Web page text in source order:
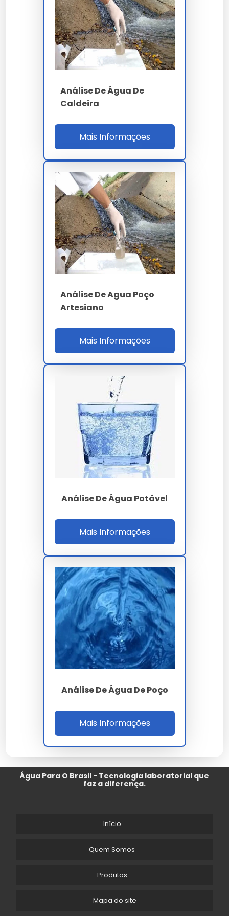
cadeia de custódia em prazo inferior a 24 horas
até o laboratório.
Para poço artesiano e semiartesiano, o escopo
mínimo de outorga (Lei 9.433/1997 - Resolução
ANA) exige laudo semestral com nitrato (inferior
total (inferior a 500 mg/L CaCO3), ferro (inferior
a 0.3 mg/L), manganês (inferior a 0.1 mg/L) e
888/2021 e CONAMA 396/2008 para águas
A análise de água para caldeira atende NR-13,
ABMA (American Boiler Manufacturers
Association) e NBR 12177 com controle de dureza
(inferior a 1 ppm CaCO3), sílica (inferior a 150
ppm na água de alimentação), condutividade
(inferior a 3.500 µS/cm) e oxigênio dissolvido
(inferior a 7 ppb) - parâmetros críticos para
evitar incrustação, corrosão por pite e elevação
do MTBF do tubulão acima de 25.000 horas.
PARÂMETRO ESPECIFICAÇÃO
Painel potabilidade
6.0 a 9.5
Turbidez
inferior a 5 NTU
Coliformes totais
ausente em 100 mL
Metais pesados
ICP-OES em µg/L
NBR ISO 5667 -
cadeia 2 a 8 ºC
Acreditação
CGCRE
Prazo laudo
5 a 10 dias úteis
Normas
GM/MS 888 -
CONAMA 357 -
CONAMA 396 - NR-13
Análise De Água De
Caldeira
Mais Informações
Análise De Agua Poço
Artesiano
Mais Informações
Análise De Água Potável
Mais Informações
Análise De Água De Poço
Mais Informações
Água Para O Brasil - Tecnologia laboratorial que
faz a diferença.
Início
Quem Somos
Produtos
Mapa do site